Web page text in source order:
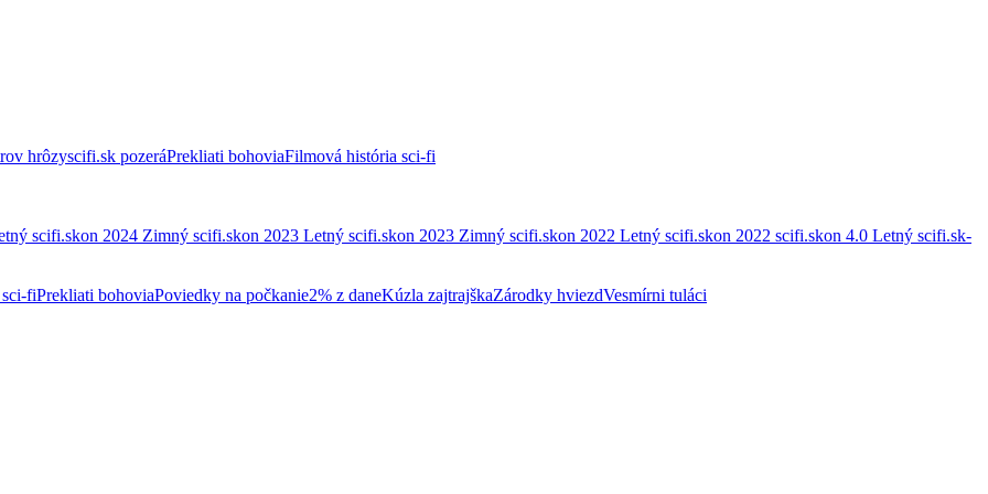
hrôzyscifi.sk pozeráPrekliati bohoviaFilmová história sci-fi
scifi.skon 2024 Zimný scifi.skon 2023 Letný scifi.skon 2023 Zimný scifi.skon 2022 Letný scifi.skon 2022 scifi.skon 4.0 Letný scifi.sk-
fiPrekliati bohoviaPoviedky na počkanie2% z daneKúzla zajtrajškaZárodky hviezdVesmírni tuláci